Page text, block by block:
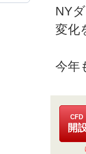
NY
変化
今年
CFD
開